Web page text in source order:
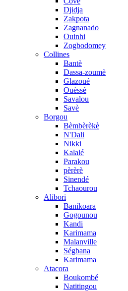
Djidja
Zakpota
Zagnanado
Ouinhi
Zogbodomey
Collines
Bantè
Dassa-zoumè
Glazoué
Ouèssè
Savalou
Savè
Borgou
Bèmbèrèkè
N'Dali
Nikki
Kalalé
Parakou
pèrèrè
Sinendé
Tchaourou
Alibori
Banikoara
Gogounou
Kandi
Karimama
Malanville
Ségbana
Karimama
Atacora
Boukombé
Natitingou